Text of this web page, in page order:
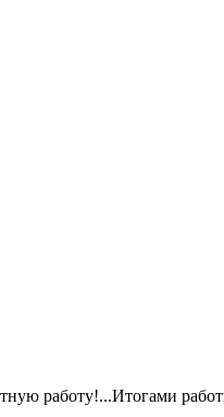
работу!...Итогами